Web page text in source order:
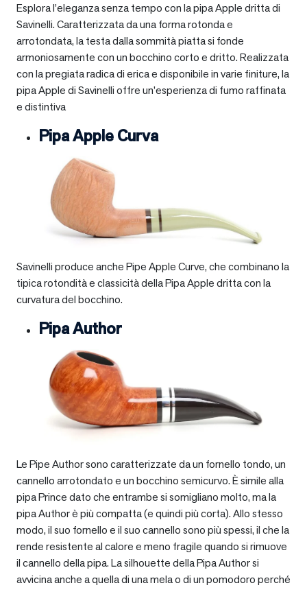
Esplora l’eleganza senza tempo con la pipa Apple dritta di
Savinelli. Caratterizzata da una forma rotonda e
arrotondata, la testa dalla sommità piatta si fonde
armoniosamente con un bocchino corto e dritto. Realizzata
con la pregiata radica di erica e disponibile in varie finiture, la
pipa Apple di Savinelli offre un’esperienza di fumo raffinata
e distintiva
Pipa Apple Curva
Savinelli produce anche Pipe Apple Curve, che combinano la
tipica rotondità e classicità della Pipa Apple dritta con la
curvatura del bocchino.
Pipa Author
Le Pipe Author sono caratterizzate da un fornello tondo, un
cannello arrotondato e un bocchino semicurvo. È simile alla
pipa Prince dato che entrambe si somigliano molto, ma la
pipa Author è più compatta (e quindi più corta). Allo stesso
modo, il suo fornello e il suo cannello sono più spessi, il che la
rende resistente al calore e meno fragile quando si rimuove
il cannello della pipa. La silhouette della Pipa Author si
avvicina anche a quella di una mela o di un pomodoro perché